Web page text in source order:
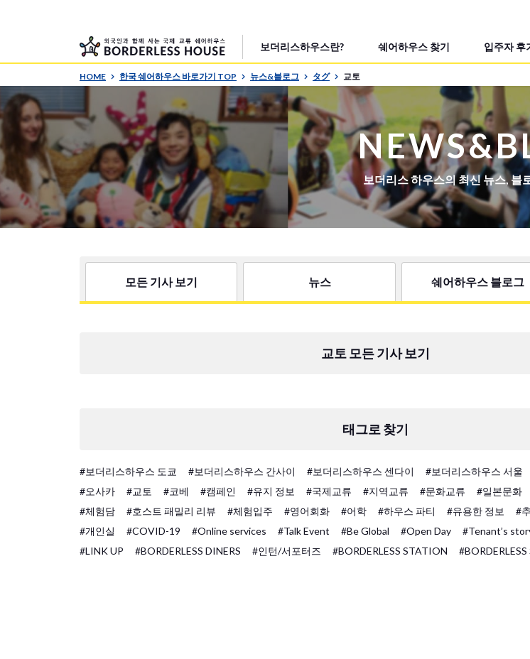
보더리스하우스란? 쉐어하우스 찾기 입주자 후
HOME 한국 쉐어하우스 바로가기 TOP 뉴스&블로그 タグ 교토
보더리스 하우스의 최신 뉴스, 블
모든 기사 보기 뉴스 쉐어하우스 블로그
교토 모든 기사 보기
태그로 찾기
#보더리스하우스 도쿄 #보더리스하우스 간사이 #보더리스하우스 센다이 #보더리스하우스 서울
#오사카
#교토 #코베 #캠페인 #유지 정보 #국제교류 #지역교류 #문화교류 #일본문화
#체험담
#호스트 패밀리 리뷰 #체험입주 #영어회화 #어학 #하우스 파티 #유용한 정보 #
#개인실
#COVID-19 #Online services #Talk Event #Be Global #Open Day #Tenant’s
#LINK UP
#BORDERLESS DINERS #인턴/서포터즈 #BORDERLESS STATION